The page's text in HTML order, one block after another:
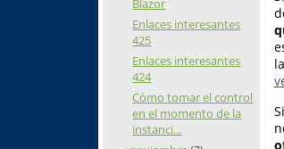
Blazor
Enlaces interesantes
425
Enlaces interesantes
424
Cómo tomar el control
en el momento de la
instanci...